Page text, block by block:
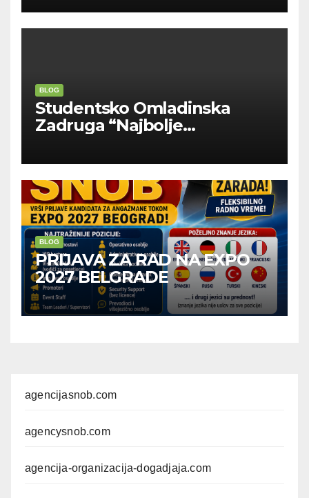
BLOG
Studentsko Omladinska
Zadruga “Najbolje
BLOG
PRIJAVA ZA RAD NA EXPO
2027 BELGRADE
agencijasnob.com
agencysnob.com
agencija-organizacija-dogadjaja.com